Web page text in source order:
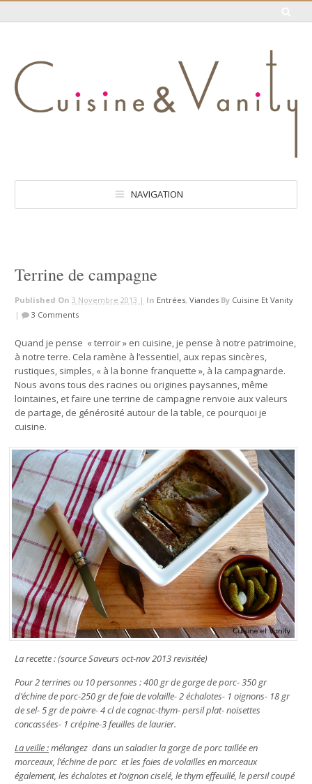
NAVIGATION
Terrine de campagne
Published On3 Novembre 2013 | In Entrées,Viandes By Cuisine Et Vanity
|
3 Comments
Quand je pense « terroir » en cuisine, je pense à notre patrimoine,
à notre terre. Cela ramène à l’essentiel, aux repas sincères,
rustiques, simples, « à la bonne franquette », à la campagnarde.
Nous avons tous des racines ou origines paysannes, même
lointaines, et faire une terrine de campagne renvoie aux valeurs
de partage, de générosité autour de la table, ce pourquoi je
cuisine.
La recette :(source Saveurs oct-nov 2013 revisitée)
Pour 2 terrines ou 10 personnes : 400 gr de gorge de porc- 350 gr
d’échine de porc-250 gr de foie de volaille- 2 échalotes- 1 oignons- 18 gr
de sel- 5 gr de poivre- 4 cl de cognac-thym- persil plat- noisettes
concassées- 1 crépine-3 feuilles de laurier.
La veille :mélangez dans un saladier la gorge de porc taillée en
morceaux, l’échine de porc et les foies de volailles en morceaux
également, les échalotes et l’oignon ciselé, le thym effeuillé, le persil coupé